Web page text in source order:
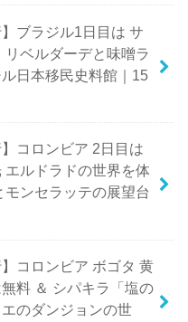
】ブラジル1日目は サ
リベルダーデと味噌ラ
日本移民史料館｜15
】コロンビア 2日目は
エルドラドの世界を体
ンセラッテの展望台
】コロンビア ボゴタ 黄
料 ＆ シパキラ「塩の
のダンジョンの世